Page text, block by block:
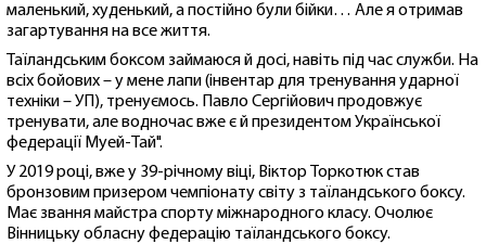
маленький, худенький, а постійно були бійки… Але я отримав
загартування на все життя.
Таїландським боксом займаюся й досі, навіть під час служби. На
всіх бойових – у мене лапи (інвентар для тренування ударної
техніки – УП), тренуємось. Павло Сергійович продовжує
тренувати, але водночас вже є й президентом Української
федерації Муей-Тай".
У 2019 році, вже у 39-річному віці, Віктор Торкотюк став
бронзовим призером чемпіонату світу з таїландського боксу.
Має звання майстра спорту міжнародного класу. Очолює
Вінницьку обласну федерацію таїландського боксу.